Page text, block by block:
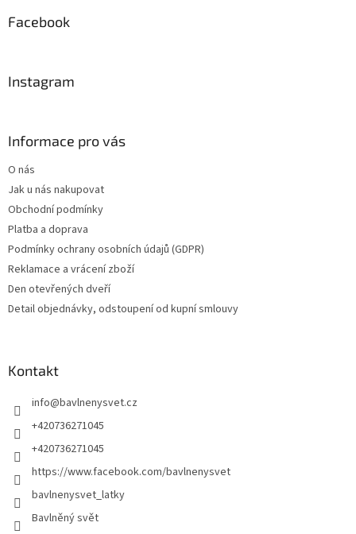
Facebook
Instagram
Informace pro vás
O nás
Jak u nás nakupovat
Obchodní podmínky
Platba a doprava
Podmínky ochrany osobních údajů (GDPR)
Reklamace a vrácení zboží
Den otevřených dveří
Detail objednávky, odstoupení od kupní smlouvy
Kontakt
info@bavlnenysvet.cz
+420736271045
+420736271045
https://www.facebook.com/bavlnenysvet
bavlnenysvet_latky
Bavlněný svět